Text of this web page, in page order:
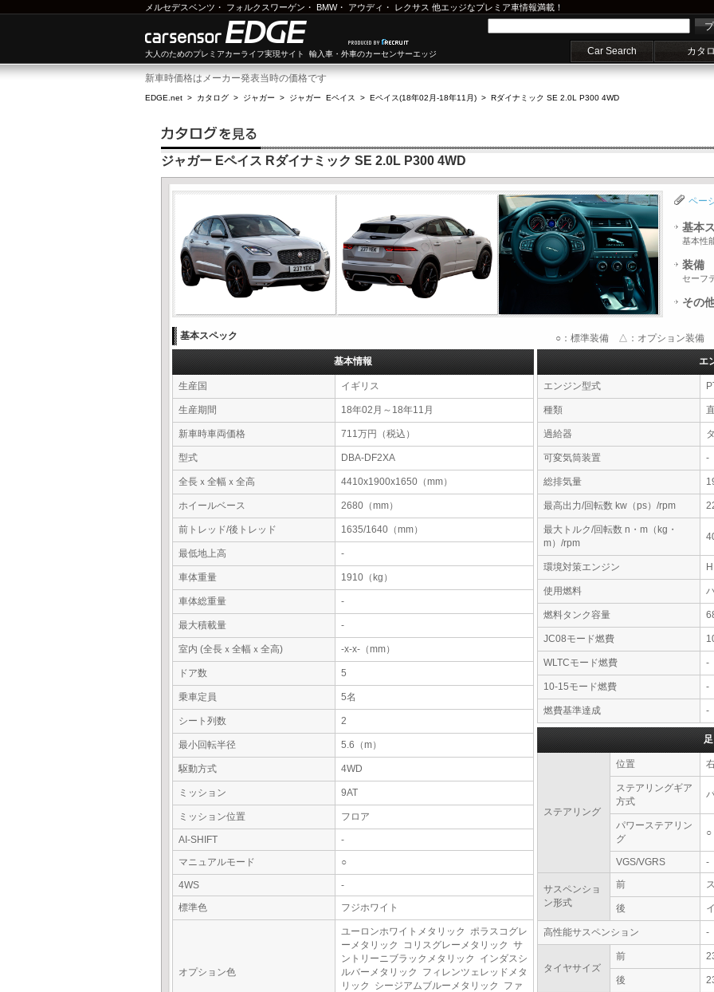
メルセデスベンツ ・ フォルクスワーゲン ・ BMW・ アウディ ・ レクサス 他エッジなプレミア車情報満載！
大人のためのプレミアカーライフ実現サイト 輸入車・外車のカーセンサーエッジ Car Search カタ
新車時価格はメーカー発表当時の価格です
EDGE.net > カタログ > ジャガー > ジャガー Eペイス > Eペイス(18年02月-18年11月) > Rダイナミック SE 2.0L P300 4WD
ジャガー Eペイス Rダイナミック SE 2.0L P300 4WD
ペー
基本
基本性
装備
セーフ
その
基本スペック ○：標準装備 △：オプション装備 -
基本情報
生産国 イギリス
生産期間 18年02月～18年11月
新車時車両価格 711万円（税込）
型式 DBA-DF2XA
全長ｘ全幅ｘ全高 4410x1900x1650（mm）
ホイールベース 2680（mm）
前トレッド/後トレッド 1635/1640（mm）
最低地上高 -
車体重量 1910（kg）
車体総重量 -
最大積載量 -
室内 (全長ｘ全幅ｘ全高) -x-x-（mm）
ドア数 5
乗車定員 5名
シート列数 2
最小回転半径 5.6（m）
駆動方式 4WD
ミッション 9AT
ミッション位置 フロア
AI-SHIFT
-
マニュアルモード
○
4WS
-
標準色
フジホワイト
オプション色
ユーロンホワイトメタリック ポラスコグレ
ーメタリック コリスグレーメタリック サ
ントリーニブラックメタリック インダスシ
ルバーメタリック フィレンツェレッドメタ
リック シージアムブルーメタリック ファ
エ
エンジン型式
種類
過給器
可変気筒装置 -
総排気量
最高出力/回転数 kw（ps）/rpm
最大トルク/回転数 n・m（kg・
m）/rpm
環境対策エンジン
使用燃料
燃料タンク容量
JC08モード燃費
WLTCモード燃費 -
10-15モード燃費 -
燃費基準達成 -
ステアリング
位置
ステアリングギア
方式
パワーステアリン
グ
○
VGS/VGRS -
サスペンショ
ン形式
前
後
高性能サスペンション -
タイヤサイズ
前
後